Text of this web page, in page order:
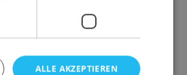
Gewicht
18500 g
ALLE AKZEPTIEREN